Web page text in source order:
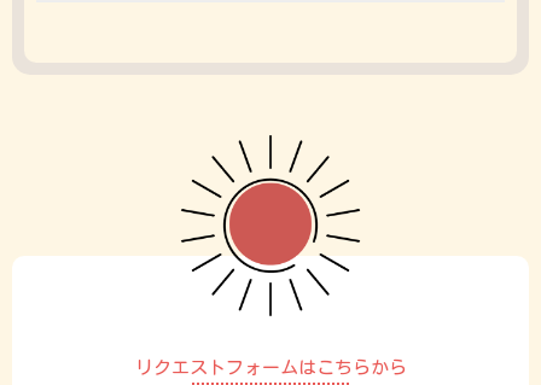
リクエストフォームはこちらから